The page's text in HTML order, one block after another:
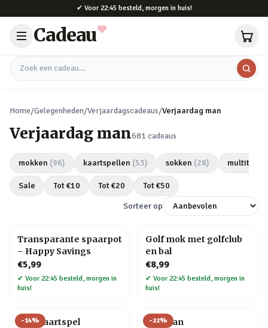
✔ Voor 22:45 besteld, morgen in huis!
Cadeau
Zoek een cadeau
Home/Gelegenheden/Verjaardagscadeaus/Verjaardag man
Verjaardag man681 cadeaus
mokken (96) kaartspellen (53) sokken (28) multitools
Sale Tot €10 Tot €20 Tot €50
Sorteer op
Transparante spaarpot
– Happy Savings
€5,99
✔ Voor 22:45 besteld, morgen in
huis!
Golf mok met golfclub
en bal
€8,99
✔ Voor 22:45 besteld, morgen in
huis!
-14%
Bier kaartspel -22%
Pelikaan